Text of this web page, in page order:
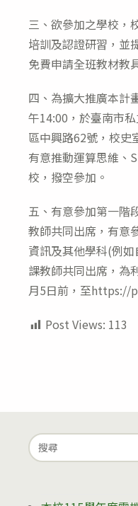
三、欲參加之學校，
培訓及認證研習，並
免費申請全班教材教
四、為擴大推廣本計
午14:00，於臺南市
區中興路62號，校史
有意推動運算思維、
校，撥空參加。
五、有意參加第一階
教師共同出席，有意
資訊及其他學科(例
課教師共同出席，為
月5日前，至https://
Post Views: 113
Search
for: